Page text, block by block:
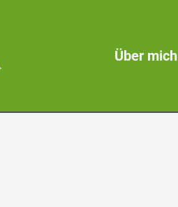
Über mich